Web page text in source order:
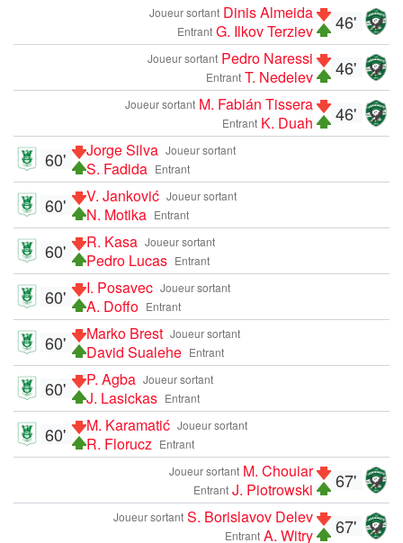
46'
Joueur sortant Dinis Almeida
Entrant G. Ilkov Terziev
46'
Joueur sortant Pedro Naressi
Entrant T. Nedelev
46'
Joueur sortant M. Fabián Tissera
Entrant K. Duah
Joueur sortant
Jorge Silva
Entrant
S. Fadida
60'
Joueur sortant
V. Janković
Entrant
N. Motika
60'
Joueur sortant
R. Kasa
Entrant
Pedro Lucas
60'
Joueur sortant
I. Posavec
Entrant
A. Doffo
60'
Joueur sortant
Marko Brest
Entrant
David Sualehe
60'
Joueur sortant
P. Agba
Entrant
J. Lasickas
60'
Joueur sortant
M. Karamatić
Entrant
R. Florucz
60'
67'
Joueur sortant M. Chouiar
Entrant J. Piotrowski
67'
Joueur sortant S. Borislavov Delev
Entrant A. Witry